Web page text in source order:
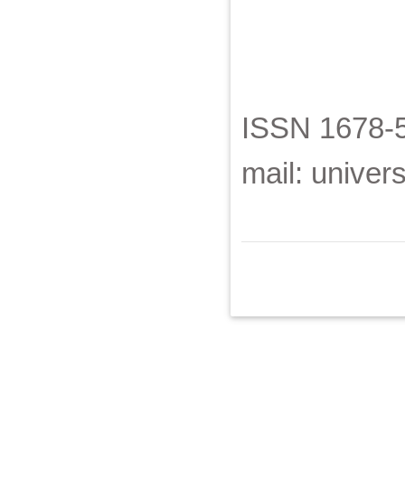
ISSN
mail: